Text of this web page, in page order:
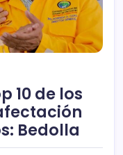
10 de los
Bedolla